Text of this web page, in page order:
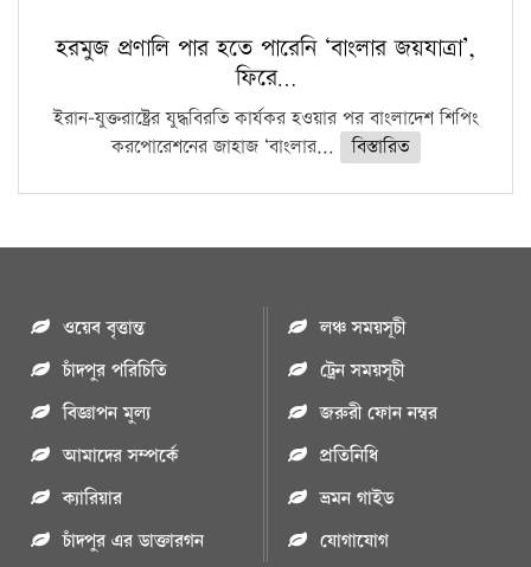
হরমুজ প্রণালি পার হতে পারেনি ‘বাংলার জয়যাত্রা’,
ফিরে…
ইরান-যুক্তরাষ্ট্রের যুদ্ধবিরতি কার্যকর হওয়ার পর বাংলাদেশ শিপিং
করপোরেশনের জাহাজ ‘বাংলার...
বিস্তারিত
ওয়েব বৃত্তান্ত
চাঁদপুর পরিচিতি
বিজ্ঞাপন মুল্য
আমাদের সম্পর্কে
ক্যারিয়ার
চাঁদপুর এর ডাক্তারগন
লঞ্চ সময়সূচী
ট্রেন সময়সূচী
জরুরী ফোন নম্বর
প্রতিনিধি
ভ্রমন গাইড
যোগাযোগ